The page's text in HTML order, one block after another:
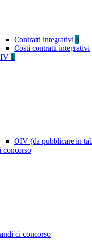
Contratti integrativi 3
Costi contratti integrativi
1
OIV (da pubblicare in
concorso
di concorso